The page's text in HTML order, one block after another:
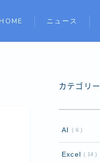
ニュース
カテゴリー
AI 6
Excel 14